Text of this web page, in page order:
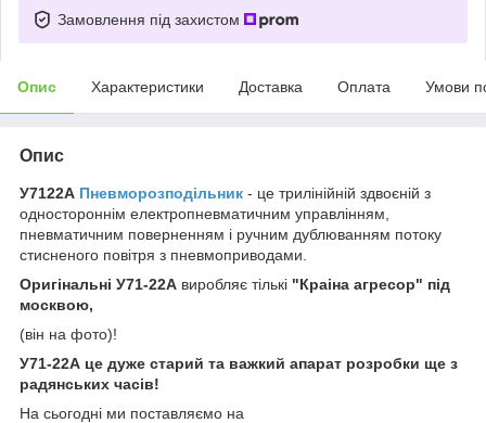
Замовлення під захистом
Опис Характеристики Доставка Оплата Умови
Опис
У7122А Пневморозподільник - це трилінійній здвоєній з
одностороннім електропневматичним управлінням,
пневматичним поверненням і ручним дублюванням потоку
стисненого повітря з пневмоприводами.
Оригінальні У71-22А виробляє тількі "Краіна агресор" під
москвою,
(він на фото)!
У71-22А це дуже старий та важкий апарат розробки ще з
радянських часів!
На сьогодні ми поставляємо на